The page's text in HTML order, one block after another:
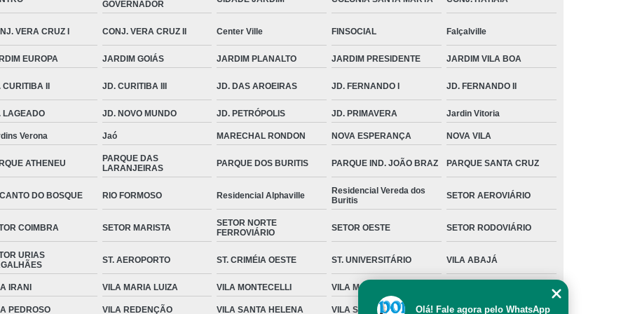
GOVERNADOR
VERA CRUZ I CONJ. VERA CRUZ II Center Ville FINSOCIAL Falçalville
EUROPA JARDIM GOIÁS JARDIM PLANALTO JARDIM PRESIDENTE JARDIM VILA BOA
CURITIBA II JD. CURITIBA III JD. DAS AROEIRAS JD. FERNANDO I JD. FERNANDO II
LAGEADO JD. NOVO MUNDO JD. PETRÓPOLIS JD. PRIMAVERA Jardin Vitoria
Verona Jaó MARECHAL RONDON NOVA ESPERANÇA NOVA VILA
ATHENEU
PARQUE DAS
LARANJEIRAS
PARQUE DOS BURITIS PARQUE IND. JOÃO BRAZ PARQUE SANTA CRUZ
DO BOSQUE RIO FORMOSO Residencial Alphaville
Residencial Vereda dos
Buritis
SETOR AEROVIÁRIO
COIMBRA SETOR MARISTA
SETOR NORTE
FERROVIÁRIO
SETOR OESTE SETOR RODOVIÁRIO
URIAS
ST. AEROPORTO ST. CRIMÉIA OESTE ST. UNIVERSITÁRIO VILA ABAJÁ
IRANI VILA MARIA LUIZA VILA MONTECELLI VILA MORAES
PEDROSO VILA REDENÇÃO VILA SANTA HELENA VILA SANTA ISABEL Olá! Fale agora pelo WhatsApp